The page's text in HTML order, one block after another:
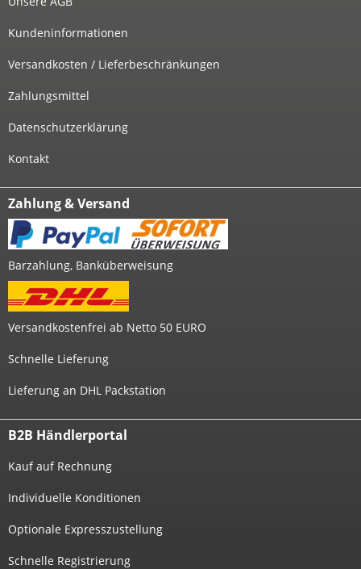
Kundeninformationen
Versandkosten / Lieferbeschränkungen
Zahlungsmittel
Datenschutzerklärung
Kontakt
Zahlung & Versand
Barzahlung, Banküberweisung
Versandkostenfrei ab Netto 50 EURO
Schnelle Lieferung
Lieferung an DHL Packstation
B2B Händlerportal
Kauf auf Rechnung
Individuelle Konditionen
Optionale Expresszustellung
Schnelle Registrierung